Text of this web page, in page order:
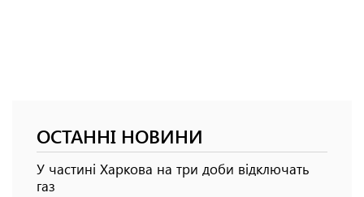
ОСТАННІ НОВИНИ
У частині Харкова на три доби відключать
газ